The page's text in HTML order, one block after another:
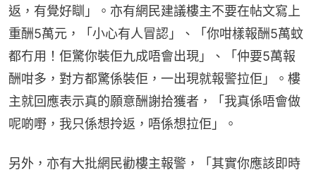
返，有覺好瞓」。亦有網民建議樓主不要在帖文寫上
重酬5萬元，「小心有人冒認」、「你咁樣報酬5萬蚊
都冇用！佢驚你裝佢九成唔會出現」、「仲要5萬報
酬咁多，對方都驚係裝佢，一出現就報警拉佢」。樓
主就回應表示真的願意酬謝拾獲者，「我真係唔會做
呢啲嘢，我只係想拎返，唔係想拉佢」。
另外，亦有大批網民勸樓主報警，「其實你應該即時